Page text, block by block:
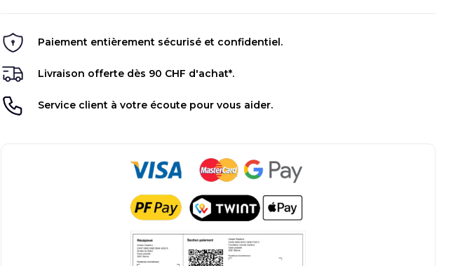
Paiement entièrement sécurisé et confidentiel.
Livraison offerte dès 90 CHF d'achat*.
Service client à votre écoute pour vous aider.